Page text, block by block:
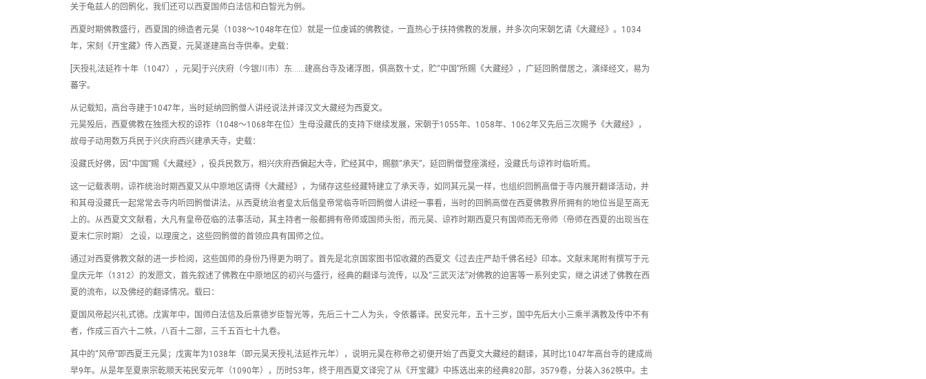
关于龟兹人的回鹘化，我们还可以西夏国师白法信和白智光为例。
西夏时期佛教盛行，西夏国的缔造者元昊（1038～1048年在位）就是一位虔诚的佛教徒，一直热心于扶持佛教的发展，并多次向宋朝乞请《大藏经》。1034
年，宋刻《开宝藏》传入西夏，元昊遂建高台寺供奉。史载：
[天授礼法延祚十年（1047），元昊]于兴庆府（今银川市）东……建高台寺及诸浮图，俱高数十丈，贮“中国”所赐《大藏经》，广延回鹘僧居之，演绎经文，易为
蕃字。
从记载知，高台寺建于1047年，当时延纳回鹘僧人讲经说法并译汉文大藏经为西夏文。
元昊殁后，西夏佛教在独揽大权的谅祚（1048～1068年在位）生母没藏氏的支持下继续发展，宋朝于1055年、1058年、1062年又先后三次赐予《大藏经》，
故母子动用数万兵民于兴庆府西兴建承天寺，史载：
没藏氏好佛，因“中国”赐《大藏经》，役兵民数万，相兴庆府西偏起大寺，贮经其中，赐额“承天”，延回鹘僧登座演经，没藏氏与谅祚时临听焉。
这一记载表明，谅祚统治时期西夏又从中原地区请得《大藏经》，为储存这些经藏特建立了承天寺，如同其元昊一样，也组织回鹘高僧于寺内展开翻译活动，并
和其母没藏氏一起常常去寺内听回鹘僧讲法。从西夏统治者皇太后偕皇帝常临寺听回鹘僧人讲经一事看，当时的回鹘高僧在西夏佛教界所拥有的地位当是至高无
上的。从西夏文文献看，大凡有皇帝莅临的法事活动，其主持者一般都拥有帝师或国师头衔，而元昊、谅祚时期西夏只有国师而无帝师（帝师在西夏的出现当在
夏末仁宗时期） 之设，以理度之，这些回鹘僧的首领应具有国师之位。
通过对西夏佛教文献的进一步检阅，这些国师的身份乃得更为明了。首先是北京国家图书馆收藏的西夏文《过去庄严劫千佛名经》印本。文献末尾附有撰写于元
皇庆元年（1312）的发愿文，首先叙述了佛教在中原地区的初兴与盛行，经典的翻译与流传，以及“三武灭法”对佛教的迫害等一系列史实，继之讲述了佛教在西
夏的流布，以及佛经的翻译情况。载曰：
夏国风帝起兴礼式德。戊寅年中，国师白法信及后禀德岁臣智光等，先后三十二人为头，令依蕃译。民安元年，五十三岁，国中先后大小三乘半满教及传中不有
者，作成三百六十二帙，八百十二部，三千五百七十九卷。
其中的“风帝”即西夏王元昊；戊寅年为1038年（即元昊天授礼法延祚元年），说明元昊在称帝之初便开始了西夏文大藏经的翻译，其时比1047年高台寺的建成尚
早9年。从是年至夏崇宗乾顺天祐民安元年（1090年），历时53年，终于用西夏文译完了从《开宝藏》中拣选出来的经典820部，3579卷，分装入362帙中。主